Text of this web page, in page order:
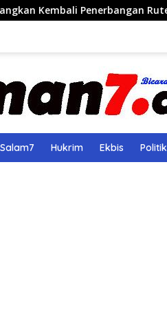
Rute Sabang-Medan
Salam7 Hukrim Ekbis Politik